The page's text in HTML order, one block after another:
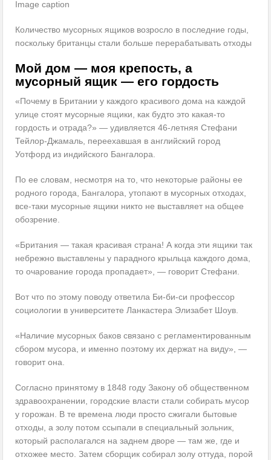
Image caption
Количество мусорных ящиков возросло в последние годы,
поскольку британцы стали больше перерабатывать отходы
Мой дом — моя крепость, а
мусорный ящик — его гордость
«Почему в Британии у каждого красивого дома на каждой
улице стоят мусорные ящики, как будто это какая-то
гордость и отрада?» — удивляется 46-летняя Стефани
Тейлор-Джамаль, переехавшая в английский город
Уотфорд из индийского Бангалора.
По ее словам, несмотря на то, что некоторые районы ее
родного города, Бангалора, утопают в мусорных отходах,
все-таки мусорные ящики никто не выставляет на общее
обозрение.
«Британия — такая красивая страна! А когда эти ящики так
небрежно выставлены у парадного крыльца каждого дома,
то очарование города пропадает», — говорит Стефани.
Вот что по этому поводу ответила Би-би-си профессор
социологии в университете Ланкастера Элизабет Шоув.
«Наличие мусорных баков связано с регламентированным
сбором мусора, и именно поэтому их держат на виду», —
говорит она.
Согласно принятому в 1848 году Закону об общественном
здравоохранении, городские власти стали собирать мусор
у горожан. В те времена люди просто сжигали бытовые
отходы, а золу потом ссыпали в специальный зольник,
который располагался на заднем дворе — там же, где и
отхожее место. Затем сборщик собирал золу оттуда, порой